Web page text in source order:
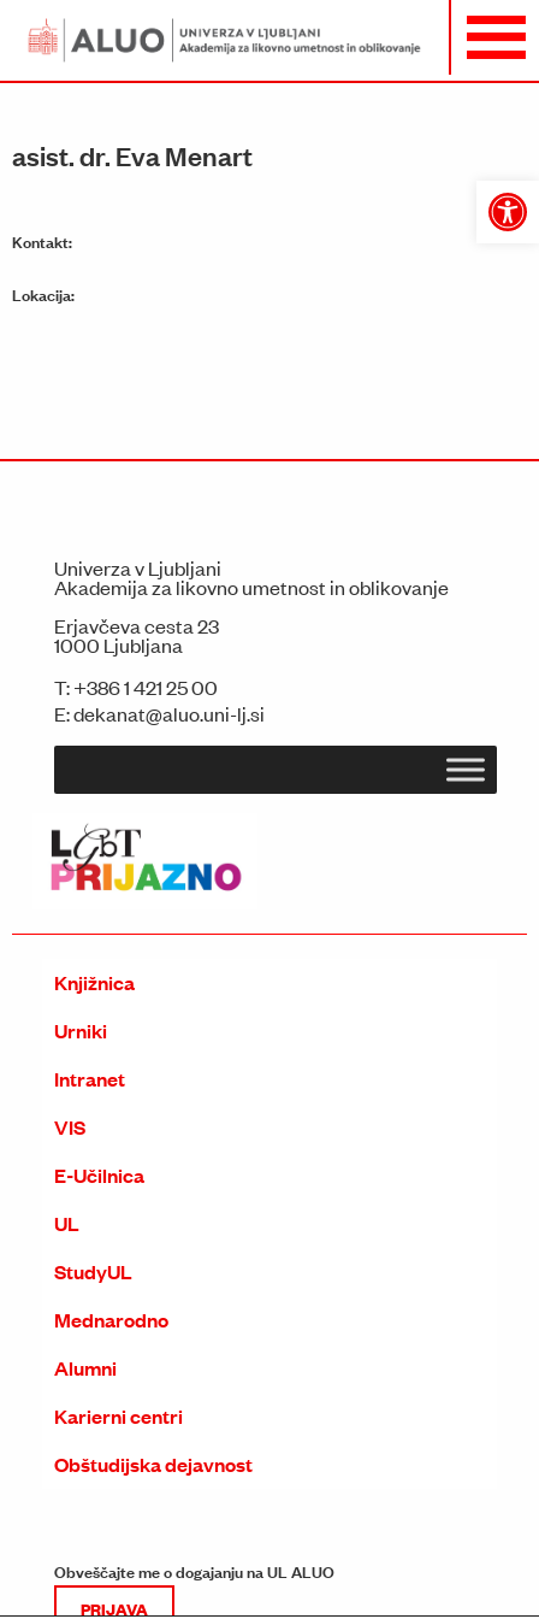
Open
toolbar
asist. dr. Eva Menart
Kontakt:
Lokacija:
Univerza v Ljubljani
Akademija za likovno umetnost in oblikovanje
Erjavčeva cesta 23
1000 Ljubljana
T:+386 1 421 25 00
E:dekanat@aluo.uni-lj.si
Knjižnica
Urniki
Intranet
VIS
E-Učilnica
UL
StudyUL
Mednarodno
Alumni
Karierni centri
Obštudijska dejavnost
Obveščajte me o dogajanju na UL ALUO
PRIJAVA